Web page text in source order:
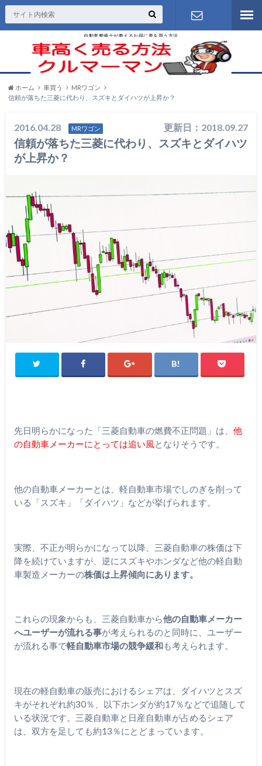
自動車整備士が教えるお得に車を買う方法
お問い合わ
せ
ホーム 車買う
MRワゴン
信頼が落ちた三菱に代わり、スズキとダイハツが上昇か？
2016.04.28 MRワゴン 更新日：2018.09.27
信頼が落ちた三菱に代わり、スズキとダイハツ
が上昇か？
先日明らかになった「三菱自動車の燃費不正問題」は、 他
の自動車メーカーにとっては追い風となりそうです。
他の自動車メーカーとは、軽自動車市場でしのぎを削って
いる「スズキ」「ダイハツ」などが挙げられます。
実際、不正が明らかになって以降、三菱自動車の株価は下
降を続けていますが、逆にスズキやホンダなど他の軽自動
車製造メーカーの株価は上昇傾向にあります。
これらの現象からも、三菱自動車から他の自動車メーカー
へユーザーが流れる事が考えられるのと同時に、ユーザー
が流れる事で軽自動車市場の競争緩和も考えられます。
現在の軽自動車の販売におけるシェアは、ダイハツとスズ
キがそれぞれ約30％、以下ホンダが約17％などで追随して
いる状況です。三菱自動車と日産自動車が占めるシェア
は、双方を足しても約13％にとどまっています。